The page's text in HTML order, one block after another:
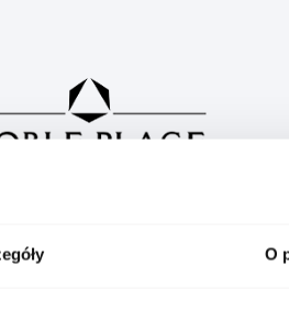
O
Edition to wyjątkowy
aktywność i wysoką